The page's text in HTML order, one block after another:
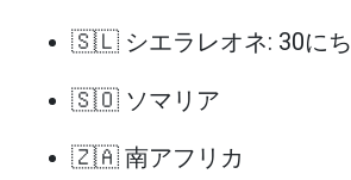
🇸🇱 シエラレオネ: 30にち
🇸🇴 ソマリア
🇿🇦 南アフリカ